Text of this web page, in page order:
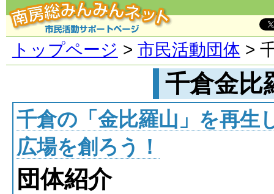
トップページ > 市民活動団体 >
千倉金比
千倉の「金比羅山」を再生
広場を創ろう！
団体紹介